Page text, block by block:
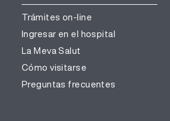
Trámites on-line
Ingresar en el hospital
La Meva Salut
Cómo visitarse
Preguntas frecuentes